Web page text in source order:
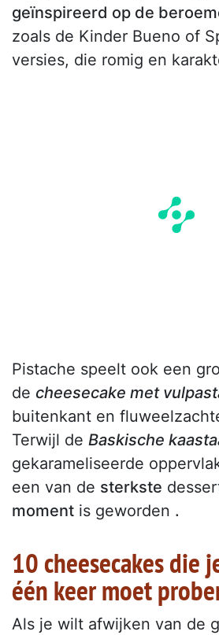
geïnspireerd op de
zoals de Kinder Bueno of
versies, die romig en
Pistache speelt ook een
de cheesecake met
buitenkant en
Terwijl de Baskische
gekarameliseerde
een van de sterkste
moment is geworden .
10 cheesecakes die
één keer moet
Als je wilt afwijken van de